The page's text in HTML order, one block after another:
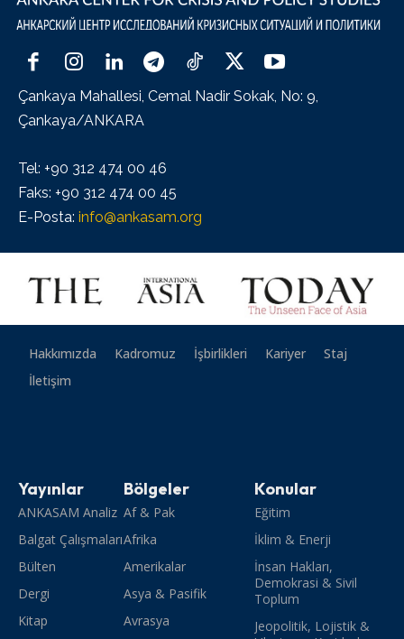
Çankaya Mahallesi, Cemal Nadir Sokak, No: 9,
Çankaya/ANKARA
Tel: +90 312 474 00 46
Faks: +90 312 474 00 45
E-Posta: info@ankasam.org
Hakkımızda Kadromuz İşbirlikleri Kariyer
Staj
İletişim
Yayınlar
ANKASAM Analiz
Balgat Çalışmaları
Bülten
Dergi
Kitap
Bölgeler
Af & Pak
Afrika
Amerikalar
Asya & Pasifik
Avrasya
Konular
Eğitim
İklim & Enerji
İnsan Hakları,
Demokrasi & Sivil
Toplum
Jeopolitik, Lojistik &